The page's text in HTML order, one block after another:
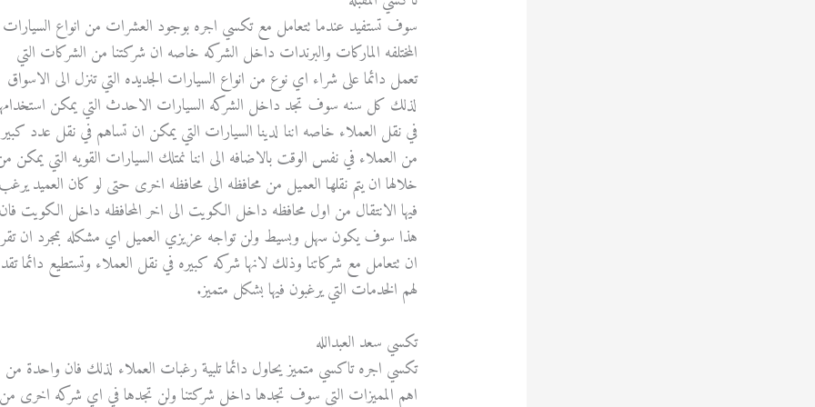
سوف تستفيد عندما تتعامل مع تكسي اجره بوجود العشرات من انواع السيارات
المختلفه الماركات والبرندات داخل الشركه خاصه ان شركتنا من الشركات التي
تعمل دائما على شراء اي نوع من انواع السيارات الجديده التي تنزل الى الاسواق
لذلك كل سنه سوف تجد داخل الشركه السيارات الاحدث التي يمكن
في نقل العملاء خاصه اننا لدينا السيارات التي يمكن ان تساهم في نقل عدد كبير
من العملاء في نفس الوقت بالاضافه الى اننا نمتلك السيارات القويه التي يمكن
خلالها ان يتم نقلها العميل من محافظه الى محافظه اخرى حتى لو كان العميد
فيها الانتقال من اول محافظه داخل الكويت الى اخر المحافظه داخل الكويت
هذا سوف يكون سهل وبسيط ولن تواجه عزيزي العميل اي مشكله بمجرد ان
ان تتعامل مع شركاتنا وذلك لانها شركه كبيره في نقل العملاء وتستطيع دائما
لهم الخدمات التي يرغبون فيها بشكل متميز.
تكسي سعد العبدالله
تكسي اجره تاكسي متميز يحاول دائما تلبية رغبات العملاء لذلك فان واحدة من
اهم المميزات التي سوف تجدها داخل شركتنا ولن تجدها في اي شركه اخرى